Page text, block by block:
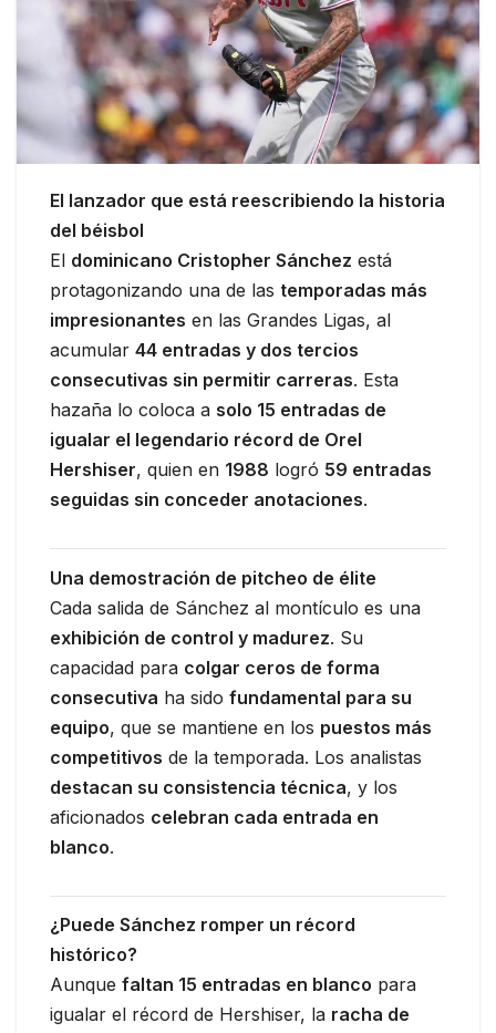
El lanzador que está reescribiendo la historia
del béisbol
El dominicano Cristopher Sánchez está
protagonizando una de las temporadas más
impresionantes en las Grandes Ligas, al
acumular 44 entradas y dos tercios
consecutivas sin permitir carreras. Esta
hazaña lo coloca a solo 15 entradas de
igualar el legendario récord de Orel
Hershiser, quien en 1988 logró 59 entradas
seguidas sin conceder anotaciones.
Una demostración de pitcheo de élite
Cada salida de Sánchez al montículo es una
exhibición de control y madurez. Su
capacidad para colgar ceros de forma
consecutiva ha sido fundamental para su
equipo, que se mantiene en los puestos más
competitivos de la temporada. Los analistas
destacan su consistencia técnica, y los
aficionados celebran cada entrada en
blanco.
¿Puede Sánchez romper un récord
histórico?
Aunque faltan 15 entradas en blanco para
igualar el récord de Hershiser, la racha de